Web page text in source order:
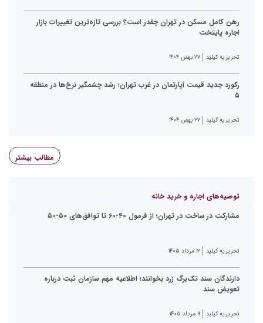
رهن کامل مسکن در تهران چقدر است؟ بررسی تازه‌ترین تغییرات بازار
اجاره پایتخت
تحریریه کیلید ۲۷ بهمن ۱۴۰۴
رکورد جدید قیمت آپارتمان در غرب تهران؛ رشد چشمگیر نرخ‌ها در منطقه
۵
تحریریه کیلید ۲۷ بهمن ۱۴۰۴
مطالب بیشتر
توصیه‌های اجاره و خرید خانه
مشارکت در ساخت در تهران؛ از فرمول ۴۰-۶۰ تا توافق‌های ۵۰-۵۰
تحریریه کیلید ۱۲ مرداد ۱۴۰۵
دارندگان سند تک‌برگ زرد بخوانند؛ اطلاعیه مهم سازمان ثبت درباره
تعویض سند
تحریریه کیلید ۹ مرداد ۱۴۰۵